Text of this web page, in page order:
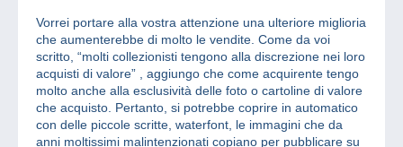
Vorrei portare alla vostra attenzione una ulteriore miglioria
che aumenterebbe di molto le vendite. Come da voi
scritto, “molti collezionisti tengono alla discrezione nei loro
acquisti di valore” , aggiungo che come acquirente tengo
molto anche alla esclusività delle foto o cartoline di valore
che acquisto. Pertanto, si potrebbe coprire in automatico
con delle piccole scritte, waterfont, le immagini che da
anni moltissimi malintenzionati copiano per pubblicare su